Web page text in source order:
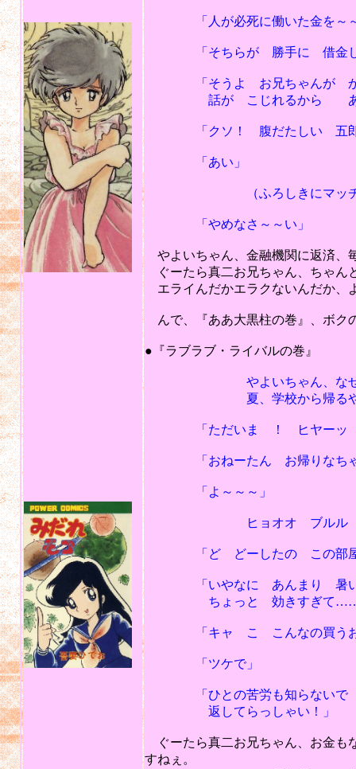
「人が必死に働いた金を～
「そちらが 勝手に 借金した
「そうよ お兄ちゃんが かせ
話が こじれるから あっ
「クソ！ 腹だたしい 五郎
「あい」
（ふろしきにマッチを
「やめなさ～～い」
やよいちゃん、金融機関に返済、
ぐーたら真二お兄ちゃん、ちゃん
エライんだかエラクないんだか、
んで、『ああ大黒柱の巻』、ボク
●『ラブラブ・ライバルの巻』
やよいちゃん、なぜか中
夏、学校から帰るやよ
「ただいま ！ ヒヤーッ
「おねーたん お帰りなちゃ
「よ～～～」
ヒョオオ ブルル
「ど どーしたの この部屋
「いやなに あんまり 暑いか
ちょっと 効きすぎて
「キャ こ こんなの買うお
「ツケで」
「ひとの苦労も知らないで
返してらっしゃい！」
ぐーたら真二お兄ちゃん、お金も
すねぇ。